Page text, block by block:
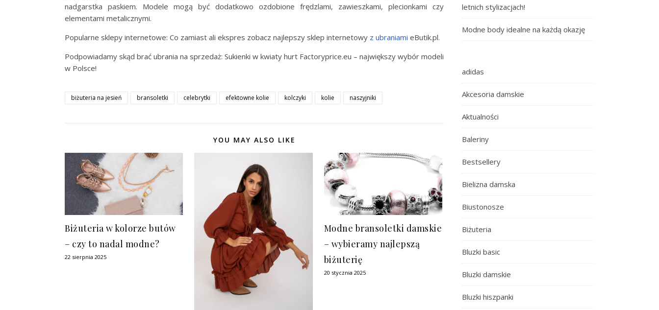
nadgarstka paskiem. Modele mogą być dodatkowo ozdobione frędzlami, zawieszkami, plecionkami czy
elementami metalicznymi.
Popularne sklepy internetowe: Co zamiast ali ekspres zobacz najlepszy sklep internetowy z ubraniami eButik.pl.
Podpowiadamy skąd brać ubrania na sprzedaż: Sukienki w kwiaty hurt Factoryprice.eu – największy wybór modeli
w Polsce!
biżuteria na jesień bransoletki celebrytki efektowne kolie kolczyki kolie naszyjniki
YOU MAY ALSO LIKE
Biżuteria w kolorze butów
– czy to nadal modne?
22 sierpnia 2025
Modne bransoletki damskie
– wybieramy najlepszą
biżuterię
20 stycznia 2025
letnich stylizacjach!
Modne body idealne na każdą okazję
adidas
Akcesoria damskie
Aktualności
Baleriny
Bestsellery
Bielizna damska
Biustonosze
Biżuteria
Bluzki basic
Bluzki damskie
Bluzki hiszpanki